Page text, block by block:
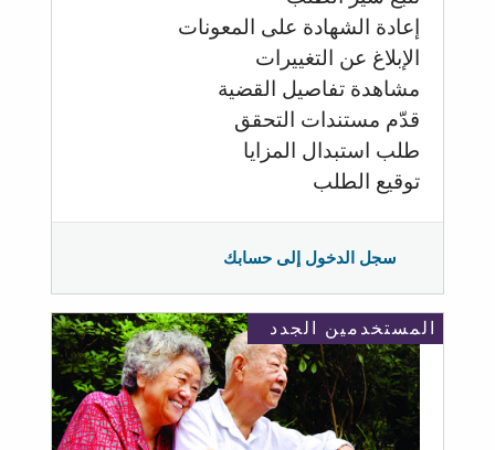
إعادة الشهادة على المعونات
الإبلاغ عن التغييرات
مشاهدة تفاصيل القضية
قدّم مستندات التحقق
طلب استبدال المزايا
توقيع الطلب
سجل الدخول إلى حسابك
المستخدمين الجدد